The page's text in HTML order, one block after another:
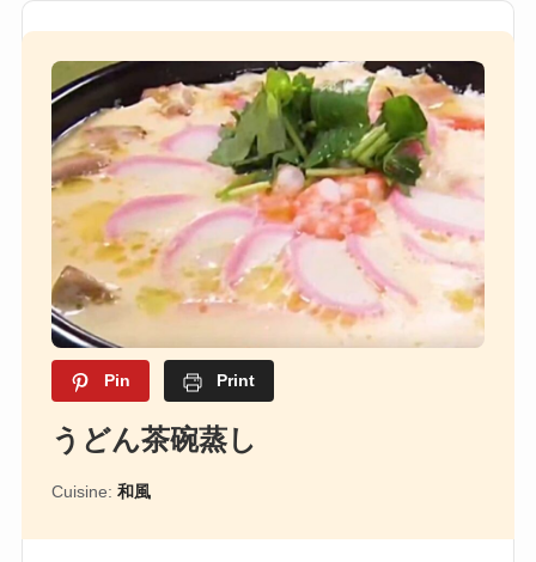
Pin Print
うどん茶碗蒸し
Cuisine: 和風